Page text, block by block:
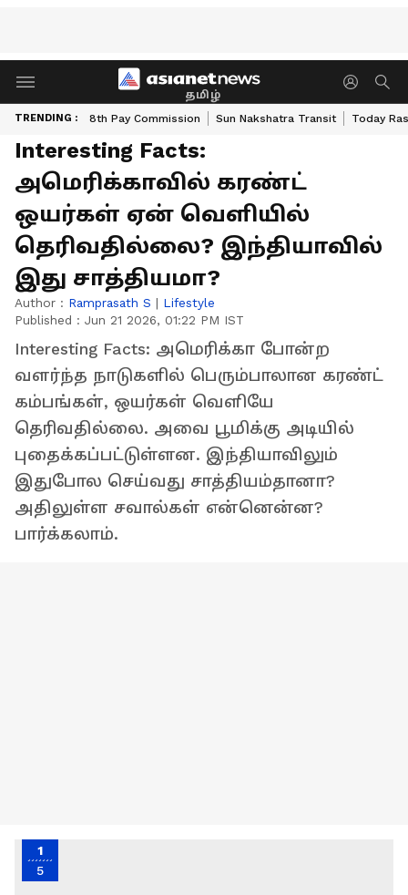
தமிழ்
TRENDING : 8th Pay Commission Sun Nakshatra Transit Today
Interesting Facts:
அமெரிக்காவில் கரண்ட்
ஒயர்கள் ஏன் வெளியில்
தெரிவதில்லை? இந்தியாவில்
இது சாத்தியமா?
Author : Ramprasath S | Lifestyle
Published : Jun 21 2026, 01:22 PM IST
Interesting Facts: அமெரிக்கா போன்ற
வளர்ந்த நாடுகளில் பெரும்பாலான கரண்ட்
கம்பங்கள், ஒயர்கள் வெளியே
தெரிவதில்லை. அவை பூமிக்கு அடியில்
புதைக்கப்பட்டுள்ளன. இந்தியாவிலும்
இதுபோல செய்வது சாத்தியம்தானா?
அதிலுள்ள சவால்கள் என்னென்ன?
பார்க்கலாம்.
1
5